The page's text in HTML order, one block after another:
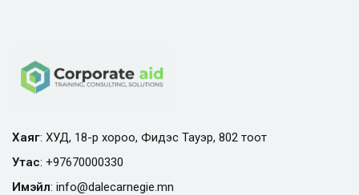
Хаяг: ХУД, 18-р хороо, Фидэс Тауэр, 802 тоот
Утас: +97670000330
Имэйл: info@dalecarnegie.mn